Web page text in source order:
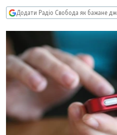
пошуку
СВІТ
ТИ ЯК?
СХЕМИ
КИТАЙ.ВИКЛИКИ
МУЛЬТИМЕДІА
ФОТО
СПЕЦПРОЄКТИ
ПОДКАСТИ
Додати Радіо Свобода як бажане